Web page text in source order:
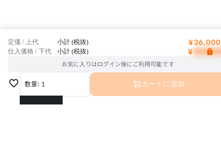
定価 / 上代 小計 (税抜)
仕入価格 / 下代 小計 (税抜) ¥
お気に入りはログイン後にご利用可能です
数量: 1
1
カートに追加